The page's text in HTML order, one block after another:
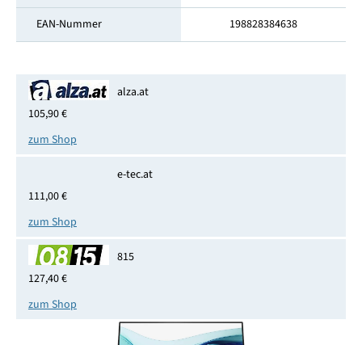
EAN-Nummer 198828384638
alza.at
105,90 €
zum Shop
e-tec.at
111,00 €
zum Shop
815
127,40 €
zum Shop